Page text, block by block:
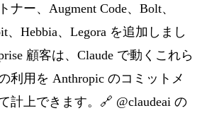
ナー、Augment Code、Bolt、
、Hebbia、Legora を追加しまし
顧客は、Claude で動くこれら
利用を Anthropic のコミットメ
計上できます。 🔗 @claudeai の